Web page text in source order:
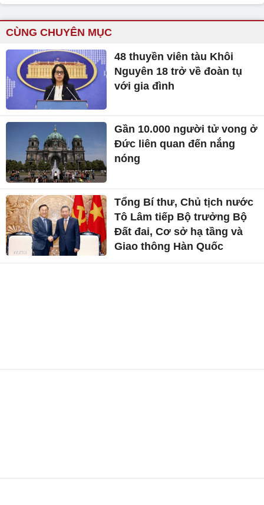
CÙNG CHUYÊN MỤC
48 thuyền viên tàu Khôi
Nguyên 18 trở về đoàn tụ
với gia đình
Gần 10.000 người tử vong ở
Đức liên quan đến nắng
nóng
Tổng Bí thư, Chủ tịch nước
Tô Lâm tiếp Bộ trưởng Bộ
Đất đai, Cơ sở hạ tầng và
Giao thông Hàn Quốc